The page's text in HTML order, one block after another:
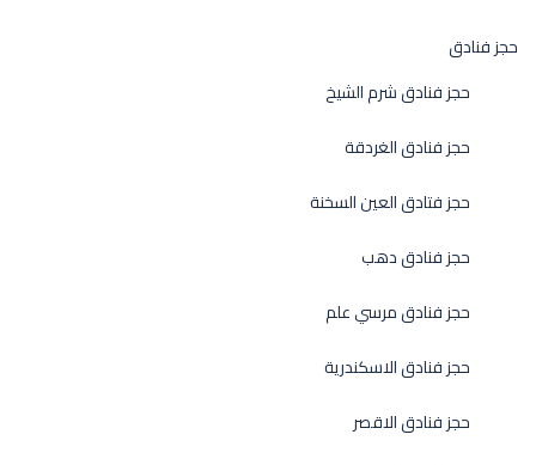
حجز فنادق
حجز فنادق شرم الشيخ
حجز فنادق الغردقة
حجز فتادق العين السخنة
حجز فنادق دهب
حجز فنادق مرسي علم
حجز فنادق الاسكندرية
حجز فنادق الاقصر